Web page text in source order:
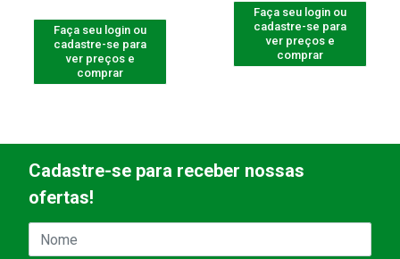
Faça seu login ou
cadastre-se para
ver preços e
comprar
Faça seu login ou
cadastre-se para
ver preços e
comprar
Cadastre-se para receber nossas
ofertas!